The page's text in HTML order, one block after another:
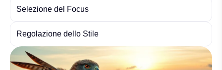
Selezione del Focus
Regolazione dello Stile